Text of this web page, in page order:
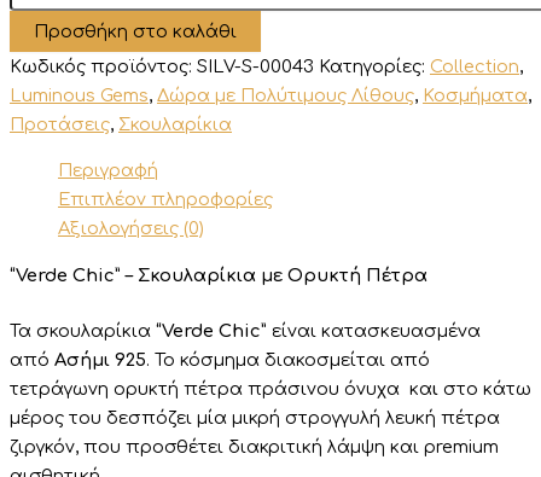
Σκουλαρίκια
Ορυκτή
ποσότητα
Προσθήκη στο καλάθι
Κωδικός προϊόντος: SILV-S-00043 Κατηγορίες: Collection,
Luminous Gems, Δώρα με Πολύτιμους Λίθους, Κοσμήματα,
Προτάσεις, Σκουλαρίκια
Περιγραφή
Επιπλέον πληροφορίες
Αξιολογήσεις (0)
“Verde Chic” – Σκουλαρίκια με Ορυκτή Πέτρα
Τα σκουλαρίκια “Verde Chic” είναι κατασκευασμένα
από Ασήμι 925. Το κόσμημα διακοσμείται από
τετράγωνη ορυκτή πέτρα πράσινου όνυχα και στο κάτω
μέρος του δεσπόζει μία μικρή στρογγυλή λευκή πέτρα
ζιργκόν, που προσθέτει διακριτική λάμψη και premium